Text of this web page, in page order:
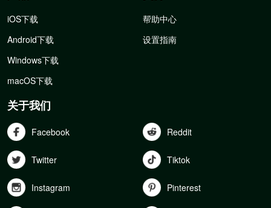
iOS下载
Android下载
Windows下载
macOS下载
帮助中心
设置指南
关于我们
Facebook Reddit
Twitter Tiktok
Instagram Pinterest